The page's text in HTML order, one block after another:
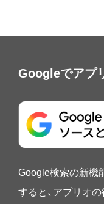
Googleでアプ
Google検索の新機
すると、アプリオ